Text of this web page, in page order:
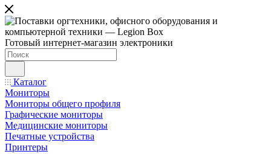
Готовый интернет-магазин электроники
Каталог
Мониторы
Мониторы общего профиля
Графические мониторы
Медицинские мониторы
Печатные устройства
Принтеры